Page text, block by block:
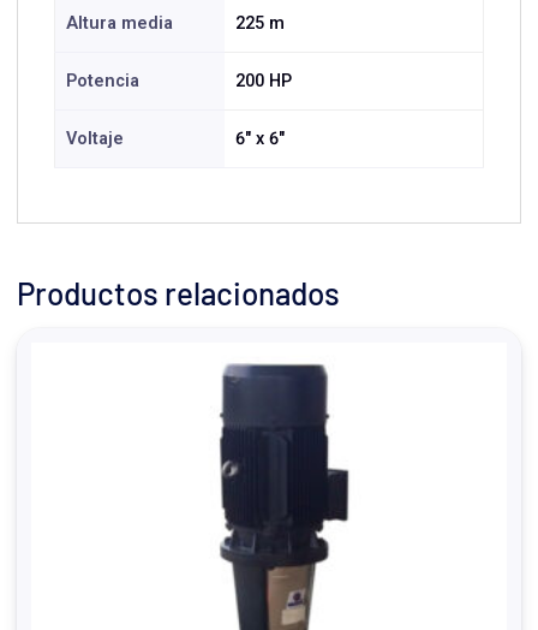
Altura media 225 m
Potencia 200 HP
Voltaje 6" x 6"
Productos relacionados